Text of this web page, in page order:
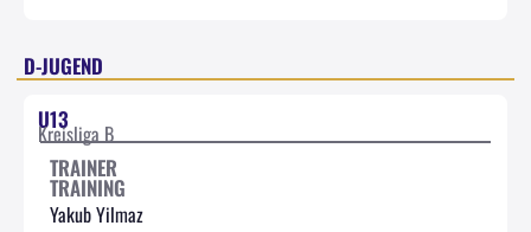
D-JUGEND
U13
Kreisliga B
TRAINER
TRAINING
Yakub Yilmaz